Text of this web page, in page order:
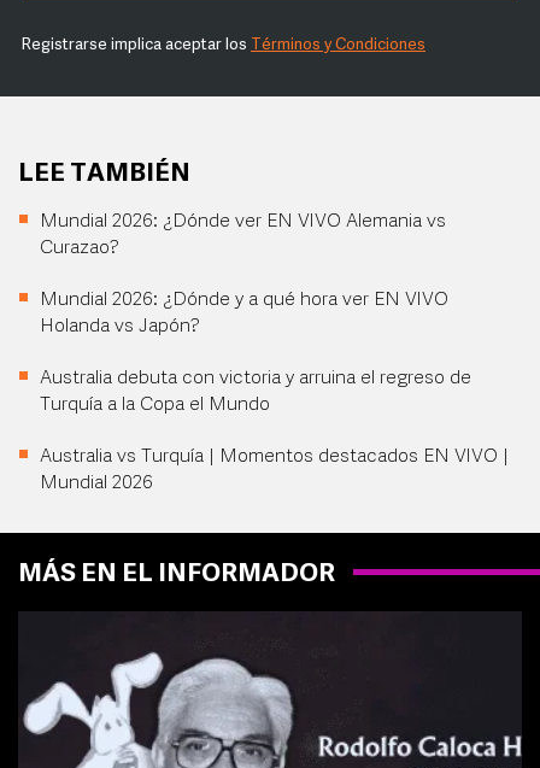
Registrarse implica aceptar los Términos y Condiciones
LEE TAMBIÉN
Mundial 2026: ¿Dónde ver EN VIVO Alemania vs
Curazao?
Mundial 2026: ¿Dónde y a qué hora ver EN VIVO
Holanda vs Japón?
Australia debuta con victoria y arruina el regreso de
Turquía a la Copa el Mundo
Australia vs Turquía | Momentos destacados EN VIVO |
Mundial 2026
MÁS EN EL INFORMADOR